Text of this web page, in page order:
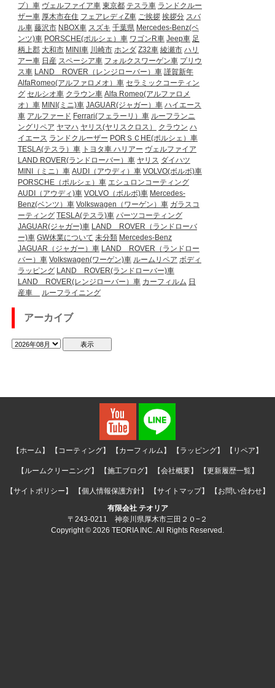
プ）車 ヴェルファイア車 東京都 テスラ車 ランドクルー
ザー車 厚木市在住 フェアレディZ車 ご挨拶 挨拶分 スバ
ル車 藤沢市 NBOX車 スズキ 千葉県 Mercedes-Benz(ベ
ンツ)車 PORSCHE(ポルシェ）車 ワゴンR車 Jeep車 足
柄上郡 大和市 MINI車 川崎市 ホンダ Z32車 綾瀬市 ハリ
アー車 日産 スペーシア車 フォルクスワーゲン車 プリウ
ス車 LAND ROVER（レンジローバー）車 謹賀新年
AlfaRomeo(アルファロメオ）車 セラミックコーティン
グ セルシオ車 クラウン車 Alfa Romeo(アルファロメ
オ）車 MINI(ミニ)車 JAGUAR(ジャガー）車 ハイエース
車 アルファード Ferrari(フェラーリ）車 ルーフランニ
ングリペア ヤマハ ヤリス(ヤリスクロス） クラウン ハ
イエース ランドクルーザー PORＳＣHE(ポルシェ）車
TESLA(テスラ）車 トヨタ車 ハリアー ヴェルファイア
LAND ROVER(ランドローバー）車 ヤリス ダイハツ
MINI（ミニ）車 AUDI（アウディ）車 VOLVO(ボルボ)車
PORSCHE（ポルシェ）車 エシュロンコーティング
AUDI（アウディ)車 VOLVO（ボルボ)車 Mercedes-
Benz(ベンツ）車 Volkswagen（ワーゲン）車 ガラスコ
ーティング TESLA(テスラ)車 パーツコーティング
JAGUAR(ジャガー)車 LAND ROVER（ランドローバ
ー)車 GW休業について 未分類 Mercedes-Benz
JAGUAR（ジャガー）車 LAND ROVER（ランドロー
バー）車 Volkswagen(ワーゲン)車 ルームリペア ボディ
ラッピング LAND ROVER(ランドローバー)車
LAND ROVER(レンジローバー）車 カーフィルム 日
産車
ルーフライニング
アーカイブ
【ホーム】 【コーティング】 【カーフィルム】 【ラッピング】 【リペア】
【ルームクリーニング】 【施工ブログ】 【会社概要】 【更新履歴一覧】
【サイトポリシー】 【個人情報保護方針】 【サイトマップ】
【お問い合わせ】
有限会社 テオリア
〒243-0211 神奈川県厚木市三田２０−２
Copyright © 2026 TEORIA INC. All Rights Reserved.